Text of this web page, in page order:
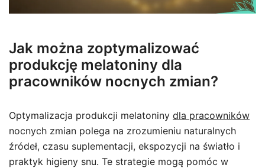
Jak można zoptymalizować
produkcję melatoniny dla
pracowników nocnych zmian?
Optymalizacja produkcji melatoniny dla pracowników
nocnych zmian polega na zrozumieniu naturalnych
źródeł, czasu suplementacji, ekspozycji na światło i
praktyk higieny snu. Te strategie mogą pomóc w